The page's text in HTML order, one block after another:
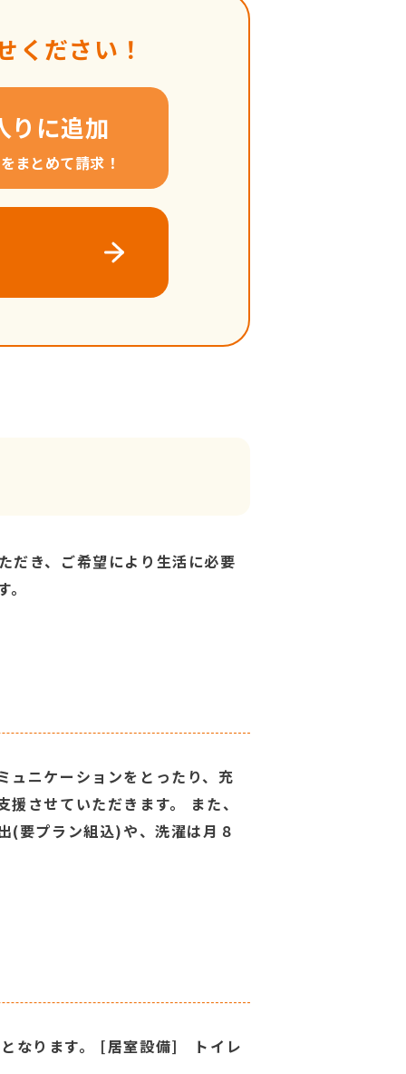
ください！
りに追加
まとめて請求！
だき、ご希望により生活に必要
ュニケーションをとったり、充
させていただきます。 また、
(要プラン組込)や、洗濯は月８
となります。 [居室設備] トイレ